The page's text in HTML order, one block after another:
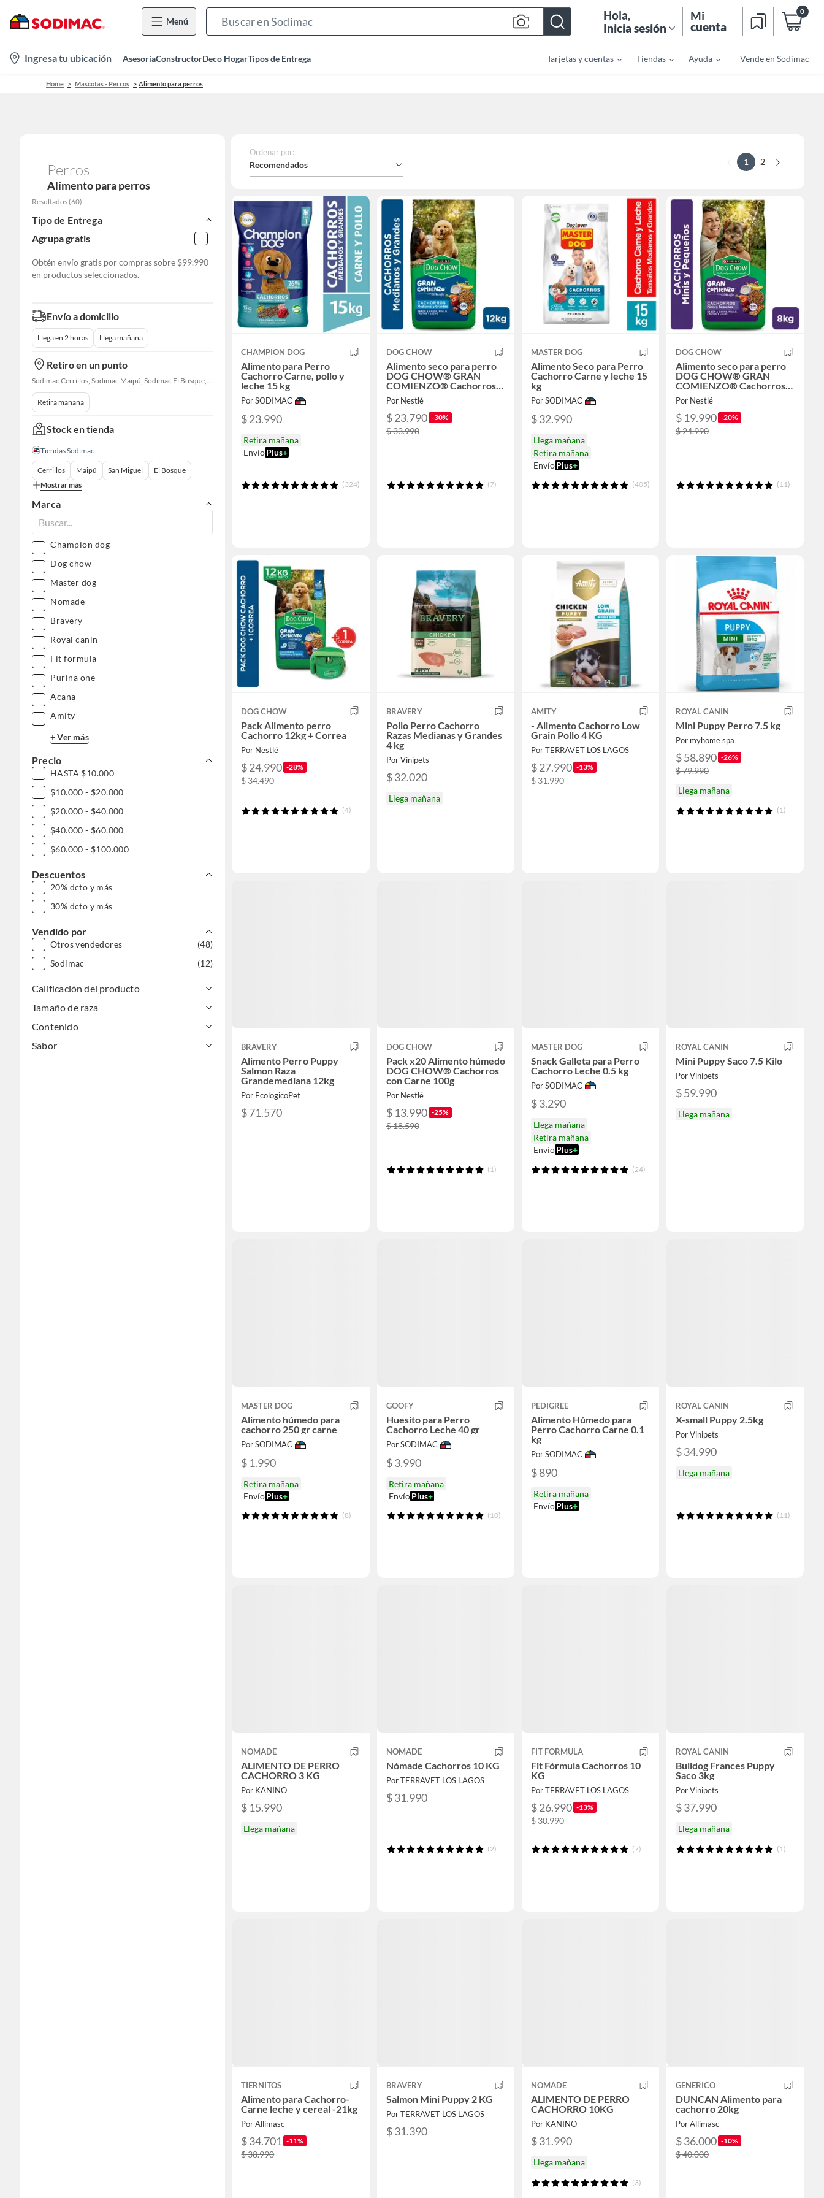
Menú
Bar
Hola,
Inicia sesión
Mi
cuenta
0
location-
icon
Ingresa tu ubicación AsesoríaConstructorDeco HogarTipos de Entrega Tarjetas y cuentas Tiendas Ayuda Vende en Sodimac
Home Mascotas - Perros Alimento para perros
Perros
Alimento para perros
Resultados (60)
Tipo de Entrega
Agrupa gratis
Obtén envío gratis por compras sobre $99.990
en productos seleccionados.
Envío a domicilio
Llega en 2 horas Llega mañana
Retiro en un punto
Sodimac Cerrillos, Sodimac Maipú, Sodimac El Bosque, Sodimac San Bernardo, Sodimac Talagante, Sodimac San Fernando
Retira mañana
Stock en tienda
Tiendas Sodimac
Cerrillos Maipú San Miguel
El Bosque
Mostrar más
Marca
Champion dog
Dog chow
Master dog
Nomade
Bravery
Royal canin
Fit formula
Purina one
Acana
Amity
+ Ver más
Precio
HASTA $10.000
$10.000 - $20.000
$20.000 - $40.000
$40.000 - $60.000
$60.000 - $100.000
Descuentos
20% dcto y más
30% dcto y más
Vendido por
Otros vendedores
(48)
Sodimac
(12)
Calificación del producto
Tamaño de raza
Contenido
Sabor
Ordenar por:
Recomendados 1 2
CHAMPION DOG
Alimento para Perro
Cachorro Carne, pollo y
leche 15 kg
Por SODIMAC
$ 23.990
Retira mañana
EnvíoPlus+
(324)
DOG CHOW
Alimento seco para perro
DOG CHOW® GRAN
COMIENZO® Cachorros
Medianos y Grandes Carne
y Pollo 12kg
Por Nestlé
$ 23.790 -30%
$ 33.990
(7)
MASTER DOG
Alimento Seco para Perro
Cachorro Carne y leche 15
kg
Por SODIMAC
$ 32.990
Llega mañana
Retira mañana
EnvíoPlus+
(405)
DOG CHOW
Alimento seco para perro
DOG CHOW® GRAN
COMIENZO® Cachorros
Minis y Pequeños Carne y
Pollo 8kg
Por Nestlé
$ 19.990 -20%
$ 24.990
(11)
DOG CHOW
Pack Alimento perro
Cachorro 12kg + Correa
Por Nestlé
$ 24.990 -28%
$ 34.490
(4)
BRAVERY
Pollo Perro Cachorro
Razas Medianas y Grandes
4 kg
Por Vinipets
$ 32.020
Llega mañana
AMITY
- Alimento Cachorro Low
Grain Pollo 4 KG
Por TERRAVET LOS LAGOS
$ 27.990 -13%
$ 31.990
ROYAL CANIN
Mini Puppy Perro 7.5 kg
Por myhome spa
$ 58.890 -26%
$ 79.990
Llega mañana
(1)
BRAVERY
Alimento Perro Puppy
Salmon Raza
Grandemediana 12kg
Por EcologicoPet
$ 71.570
DOG CHOW
Pack x20 Alimento húmedo
DOG CHOW® Cachorros
con Carne 100g
Por Nestlé
$ 13.990 -25%
$ 18.590
(1)
MASTER DOG
Snack Galleta para Perro
Cachorro Leche 0.5 kg
Por SODIMAC
$ 3.290
Llega mañana
Retira mañana
EnvíoPlus+
(24)
ROYAL CANIN
Mini Puppy Saco 7.5 Kilo
Por Vinipets
$ 59.990
Llega mañana
MASTER DOG
Alimento húmedo para
cachorro 250 gr carne
Por SODIMAC
$ 1.990
Retira mañana
EnvíoPlus+
(8)
GOOFY
Huesito para Perro
Cachorro Leche 40 gr
Por SODIMAC
$ 3.990
Retira mañana
Envío Plus+
(10)
PEDIGREE
Alimento Húmedo para
Perro Cachorro Carne 0.1
kg
Por SODIMAC
$ 890
Retira mañana
EnvíoPlus+
ROYAL CANIN
X-small Puppy 2.5kg
Por Vinipets
$ 34.990
Llega mañana
(11)
NOMADE
ALIMENTO DE PERRO
CACHORRO 3 KG
Por KANINO
$ 15.990
Llega mañana
NOMADE
Nómade Cachorros 10 KG
Por TERRAVET LOS LAGOS
$ 31.990
(2)
FIT FORMULA
Fit Fórmula Cachorros 10
KG
Por TERRAVET LOS LAGOS
$ 26.990 -13%
$ 30.990
(7)
ROYAL CANIN
Bulldog Frances Puppy
Saco 3kg
Por Vinipets
$ 37.990
Llega mañana
(1)
TIERNITOS
Alimento para Cachorro-
Carne leche y cereal -21kg
Por Allimasc
$ 34.701 -11%
$ 38.990
BRAVERY
Salmon Mini Puppy 2 KG
Por TERRAVET LOS LAGOS
$ 31.390
NOMADE
ALIMENTO DE PERRO
CACHORRO 10KG
Por KANINO
$ 31.990
Llega mañana
(3)
GENERICO
DUNCAN Alimento para
cachorro 20kg
Por Allimasc
$ 36.000 -10%
$ 40.000